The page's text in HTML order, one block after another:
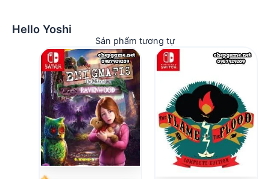
Hello Yoshi
Sản phẩm tương tự